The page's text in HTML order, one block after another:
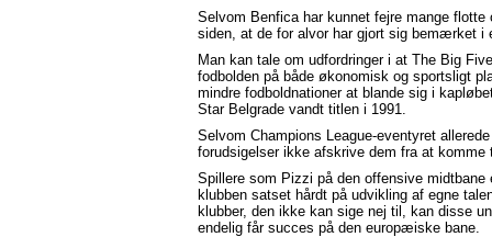
Selvom Benfica har kunnet fejre mange
siden, at de for alvor har gjort sig bemærket
Man kan tale om udfordringer i at The Big
fodbolden på både økonomisk og sportsligt
mindre fodboldnationer at blande sig i
Star Belgrade vandt titlen i 1991.
Selvom Champions League-eventyret
forudsigelser ikke afskrive dem fra at komme
Spillere som Pizzi på den offensive
klubben satset hårdt på udvikling af egne
klubber, den ikke kan sige nej til, kan disse
endelig får succes på den europæiske bane.